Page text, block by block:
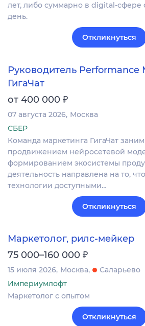
лет, либо суммарно в digital-сфере
день.
Откликнуться
Руководитель Performance
ГигаЧат
от 400 000 ₽
07 августа 2026 Москва
СБЕР
Команда маркетинга ГигаЧат
продвижением нейросетевой
формированием экосистемы
деятельность направлена на то,
технологии доступными…
Откликнуться
Маркетолог, рилс-мейкер
75 000–160 000 ₽
15 июля 2026 Москва
Саларьево
Империумлофт
Маркетолог с опытом
Откликнуться